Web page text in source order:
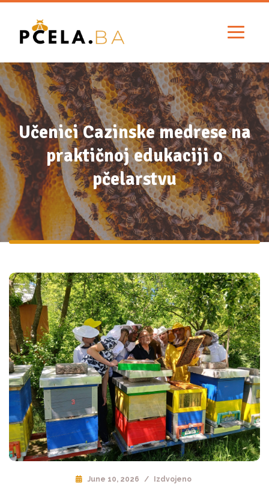
Učenici Cazinske medrese na
praktičnoj edukaciji o
pčelarstvu
June 10, 2026 / Izdvojeno